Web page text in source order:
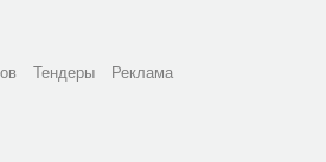
Тендеры Реклама